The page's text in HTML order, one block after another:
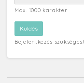
Max. 1000 karakter
Bejelentkezés szükséges!